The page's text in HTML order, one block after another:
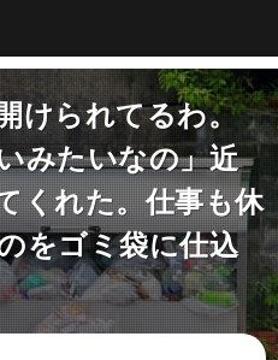
けられてるわ。
みたいなの」近
くれた。仕事も休
をゴミ袋に仕込